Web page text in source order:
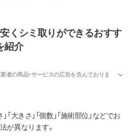
くシミ取りができるおすす
紹介
者の商品・サービスの広告を含んでおりま
「大きさ」「個数」「施術部位」などでお
が異なります。